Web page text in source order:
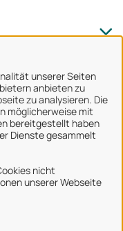
unserer Seiten
anbieten zu
zu analysieren. Die
möglicherweise mit
bereitgestellt haben
Dienste gesammelt
nicht
unserer Webseite